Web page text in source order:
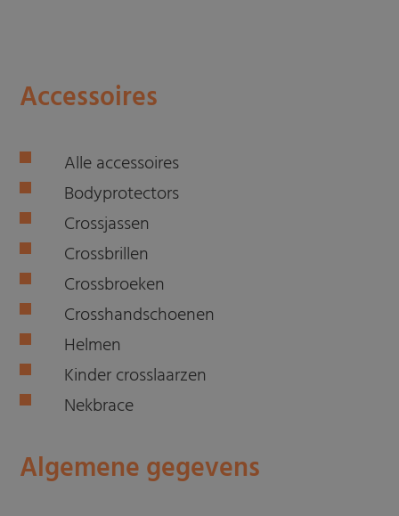
Accessoires
Alle accessoires
Bodyprotectors
Crossjassen
Crossbrillen
Crossbroeken
Crosshandschoenen
Helmen
Kinder crosslaarzen
Nekbrace
Algemene gegevens